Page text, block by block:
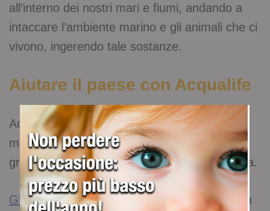
all’interno dei nostri mari e fiumi, andando a
intaccare l’ambiente marino e gli animali che ci
vivono, ingerendo tale sostanze.
Aiutare il paese con Acqualife
Acqualife sempre sensibile a questo tema, si
mette in prima fila per eliminare la plastica,
grazie agli erogatori d’acqua a osmosi inversa.
Gli erogatori acqua a uso domestico
hanno la